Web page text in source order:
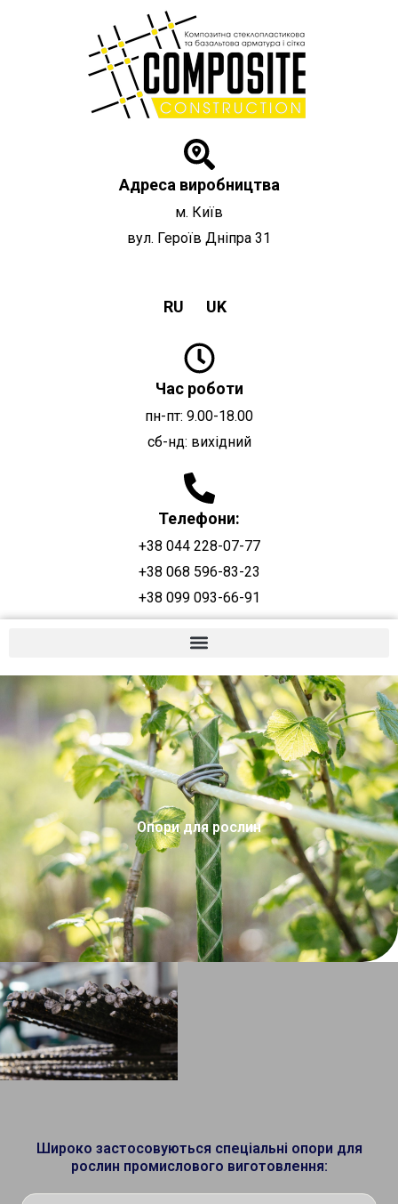
Адреса виробництва
м. Київ
вул. Героїв Дніпра 31
RU UK
Час роботи
пн-пт: 9.00-18.00
сб-нд: вихідний
Телефони:
+38 044 228-07-77
+38 068 596-83-23
+38 099 093-66-91
Опори для рослин
Широко застосовуються спеціальні опори для
рослин промислового виготовлення: